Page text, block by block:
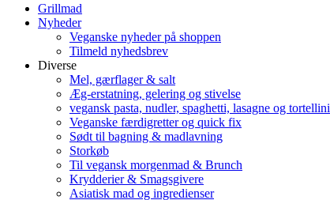
Grillmad
Nyheder
Veganske nyheder på shoppen
Tilmeld nyhedsbrev
Diverse
Mel, gærflager & salt
Æg-erstatning, gelering og stivelse
vegansk pasta, nudler, spaghetti, lasagne og tortellini
Veganske færdigretter og quick fix
Sødt til bagning & madlavning
Storkøb
Til vegansk morgenmad & Brunch
Krydderier & Smagsgivere
Asiatisk mad og ingredienser